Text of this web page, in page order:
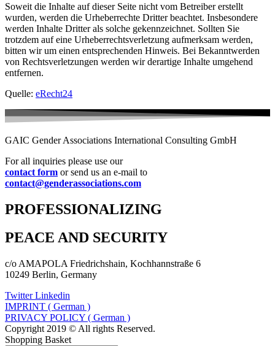
Soweit die Inhalte auf dieser Seite nicht vom Betreiber erstellt
wurden, werden die Urheberrechte Dritter beachtet. Insbesondere
werden Inhalte Dritter als solche gekennzeichnet. Sollten Sie
trotzdem auf eine Urheberrechtsverletzung aufmerksam werden,
bitten wir um einen entsprechenden Hinweis. Bei Bekanntwerden
von Rechtsverletzungen werden wir derartige Inhalte umgehend
entfernen.
Quelle: eRecht24
GAIC Gender Associations International Consulting GmbH
For all inquiries please use our
contact form or send us an e-mail to
contact@genderassociations.com
PROFESSIONALIZING
PEACE AND SECURITY
c/o AMAPOLA Friedrichshain, Kochhannstraße 6
10249 Berlin, Germany
Twitter Linkedin
IMPRINT ( German )
PRIVACY POLICY ( German )
Copyright 2019 © All rights Reserved.
Shopping Basket